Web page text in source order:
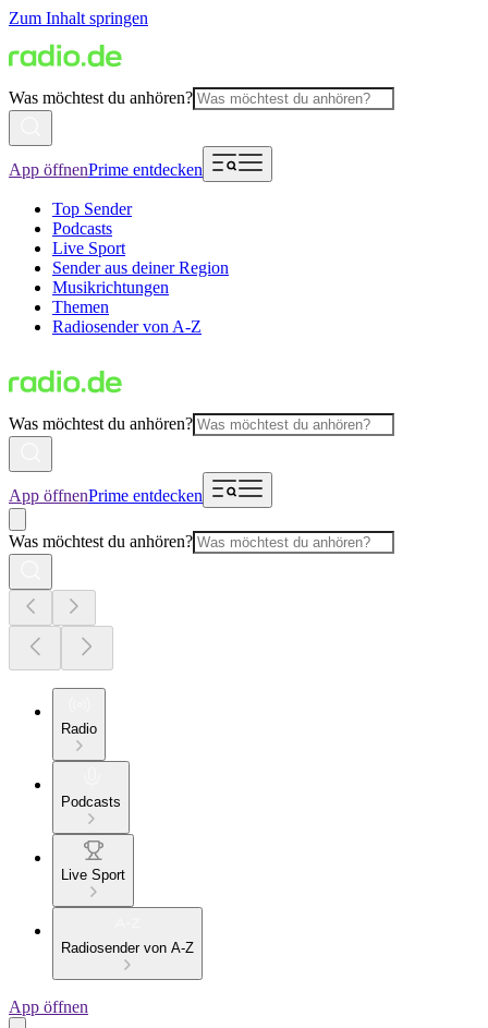
Zum Inhalt springen
Was möchtest du anhören?
App öffnenPrime entdecken
Top Sender
Podcasts
Live Sport
Sender aus deiner Region
Musikrichtungen
Themen
Radiosender von A-Z
Was möchtest du anhören?
App öffnenPrime entdecken
Was möchtest du anhören?
Radio
Podcasts
Live Sport
Radiosender von A-Z
App öffnen